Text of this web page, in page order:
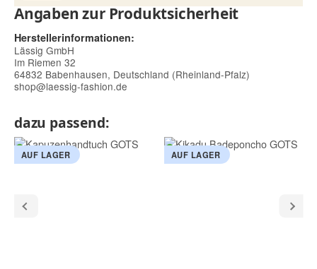
Angaben zur Produktsicherheit
Herstellerinformationen:
Lässig GmbH
Im Riemen 32
64832 Babenhausen, Deutschland (Rheinland-Pfalz)
shop@laessig-fashion.de
dazu passend:
AUF LAGER AUF LAGER